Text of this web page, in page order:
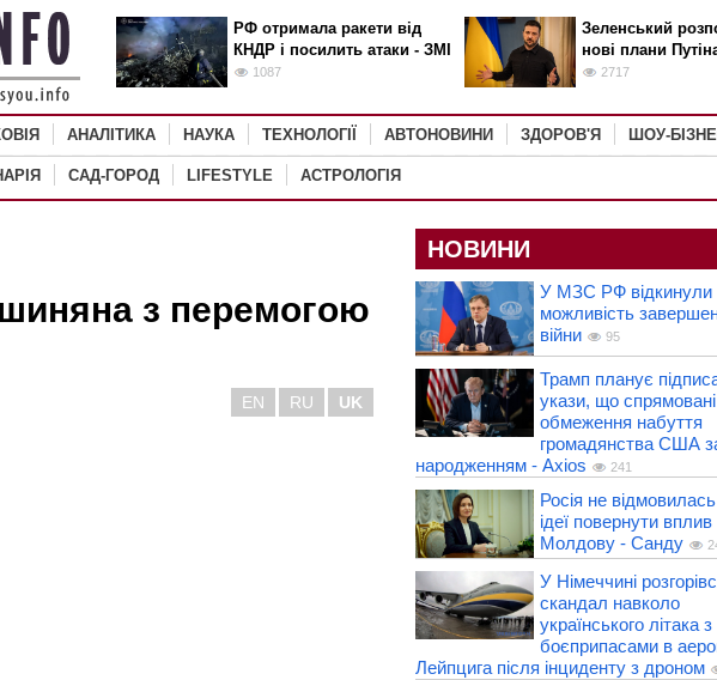
РФ отримала ракети від
КНДР і посилить атаки - ЗМІ
1087
Зеленський
нові плани
2717
АНАЛІТИКА НАУКА ТЕХНОЛОГІЇ АВТОНОВИНИ ЗДОРОВ'Я ШОУ-
САД-ГОРОД LIFESTYLE АСТРОЛОГІЯ
з перемогою
EN RU UK
НОВИНИ
У МЗС РФ відкинули
можливість
війни
95
Трамп планує
укази, що
обмеження набуття
громадянства США
народженням - Axios
241
Росія не відмовилась
ідеї повернути вплив
Молдову - Санду
У Німеччині
скандал навколо
українського літака з
боєприпасами в
Лейпцига після інциденту з дроном